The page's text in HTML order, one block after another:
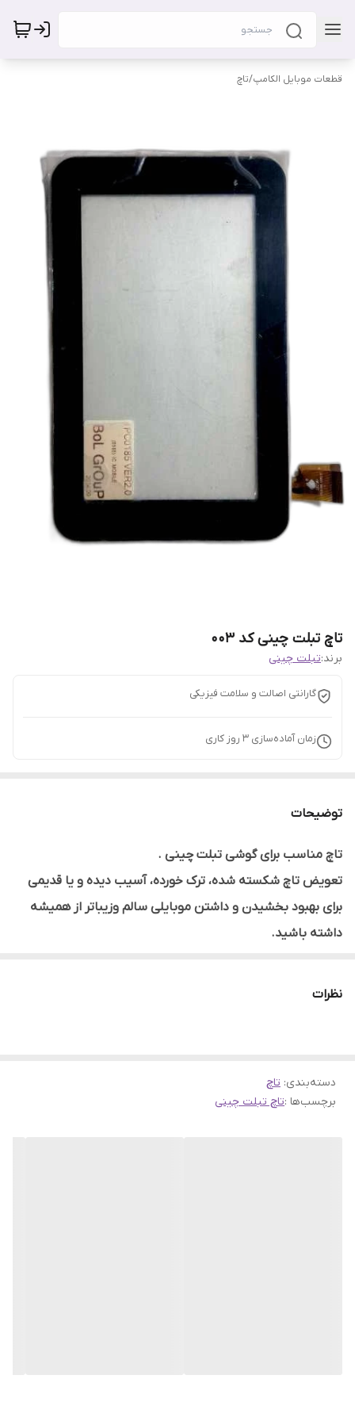
قطعات موبایل الکامپ/تاچ
تاچ تبلت چینی کد 003
برند:تبلت چینی
گارانتی اصالت و سلامت فیزیکی
زمان آماده‌سازی 3 روز کاری
توضیحات
تاچ مناسب برای گوشی تبلت چینی .
تعویض تاچ شکسته شده، ترک خورده، آسیب دیده و یا قدیمی
برای بهبود بخشیدن و داشتن موبایلی سالم وزیباتر از همیشه
داشته باشید.
نظرات
دسته‌بندی: تاچ
برچسب‌ها :تاچ تبلت چینی